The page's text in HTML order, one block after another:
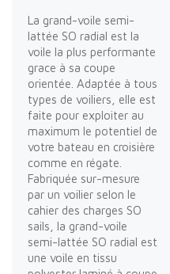
La grand-voile semi-
lattée SO radial est la
voile la plus performante
grace à sa coupe
orientée. Adaptée à tous
types de voiliers, elle est
faite pour exploiter au
maximum le potentiel de
votre bateau en croisière
comme en régate.
Fabriquée sur-mesure
par un voilier selon le
cahier des charges SO
sails, la grand-voile
semi-lattée SO radial est
une voile en tissu